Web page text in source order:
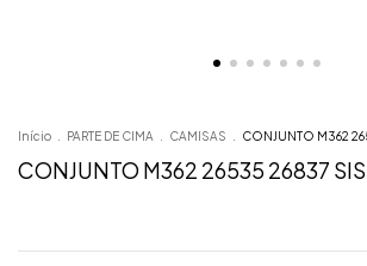
Início PARTE DE CIMA CAMISAS CONJUNTO M362
CONJUNTO M362 26535 26837